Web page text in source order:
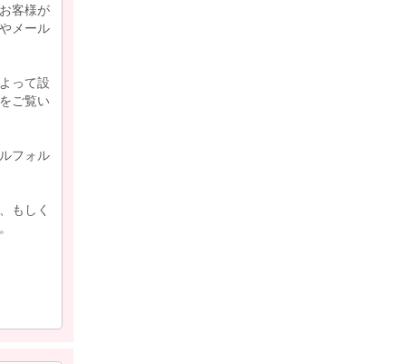
客様が
メール
って設
ご覧い
フォル
もしく